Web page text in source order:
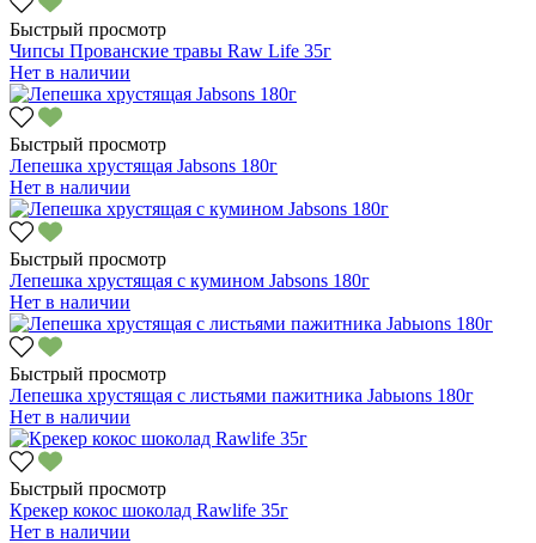
Быстрый просмотр
Чипсы Прованские травы Raw Life 35г
Нет в наличии
Быстрый просмотр
Лепешка хрустящая Jabsons 180г
Нет в наличии
Быстрый просмотр
Лепешка хрустящая с кумином Jabsons 180г
Нет в наличии
Быстрый просмотр
Лепешка хрустящая с листьями пажитника Jabыons 180г
Нет в наличии
Быстрый просмотр
Крекер кокос шоколад Rawlife 35г
Нет в наличии